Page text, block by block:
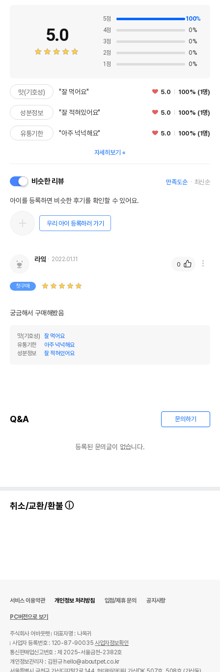
경우 그에 대한 사항
제조국 또는 원산지
제조자,수입품의 경우
수입자를 함께 표기
MG내츄럴
AS책임자와 전화번호
또는 소비자상담 관련
어바웃펫//1644-9601
5.0
5점 100%
4점 0%
3점 0%
2점 0%
1 점 0%
맛(기호성) "잘 먹어요" 5.0 100% (1명)
성분정보 "잘 적혀있어요" 5.0 100% (1명)
유통기한 "아주 넉넉해요" 5.0 100% (1명)
자세히보기
비슷한 리뷰 만족도순 최신순
아이를 등록하면 비슷한 후기를 확인할 수 있어요.
우리 아이 등록하러 가기
라잌 2022.01.11
첫구매
궁금해서 구매해봤음
맛(기호성)
잘 먹어요
유통기한
아주 넉넉해요
성분정보
잘 적혀있어요
0
Q&A 문의하기
등록된 문의글이 없습니다.
취소/교환/환불
서비스 이용약관 개인정보 처리방침 입점/제휴 문의 공지사항
PC버전으로 보기
주식회사 어바웃펫
대표자명 : 나옥귀
사업자 등록번호 : 120-87-90035사업자정보확인
통신판매업신고번호 : 제 2025-서울금천-2382호
개인정보관리자 : 김원규 hello@aboutpet.co.kr